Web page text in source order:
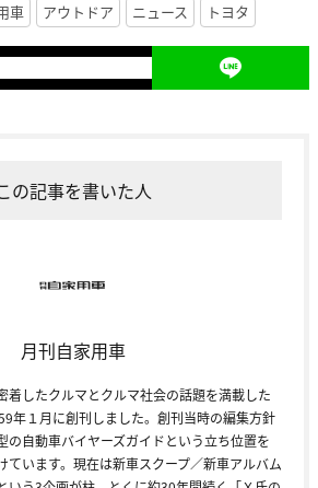
車 アウトドア ニュース トヨタ
の記事を書いた人
月刊自家用車
着したクルマとクルマ社会の話題を満載した
年１月に創刊しました。創刊当時の編集方針
の自動車バイヤーズガイドという立ち位置を
ています。現在は新車スクープ／新車アルバム